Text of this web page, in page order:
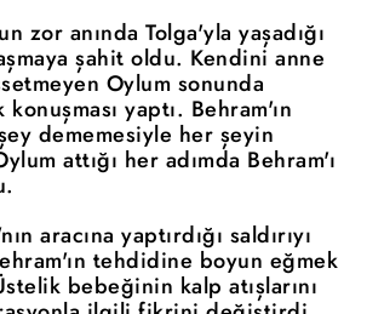
zor anında Tolga'yla yaşadığı
şahit oldu. Kendini anne
Oylum sonunda
konuşması yaptı. Behram'ın
dememesiyle her şeyin
attığı her adımda Behram'ı
aracına yaptırdığı saldırıyı
tehdidine boyun eğmek
bebeğinin kalp atışlarını